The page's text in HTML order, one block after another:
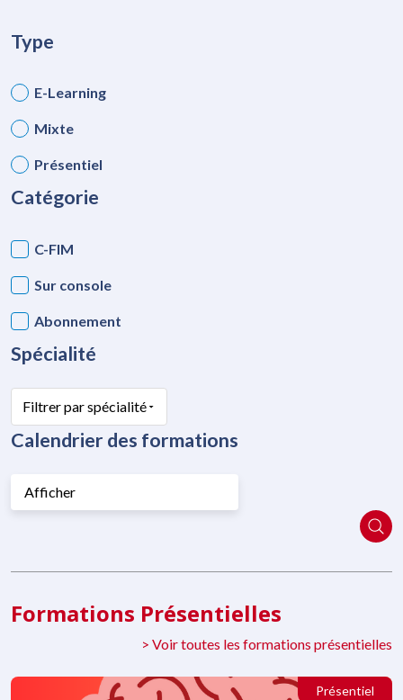
Type
E-Learning
Mixte
Présentiel
Catégorie
C-FIM
Sur console
Abonnement
Spécialité
Filtrer par spécialité
Calendrier des formations
Afficher
Formations Présentielles
> Voir toutes les formations présentielles
Présentiel